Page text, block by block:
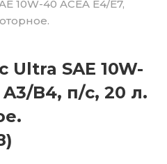
10W-40 ACEA E4/E7,
Ultra SAE 10W-
A3/B4, п/с, 20 л.